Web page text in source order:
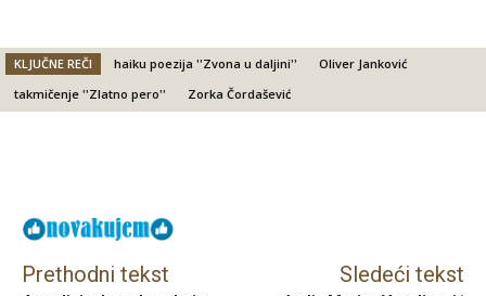
KLJUČNE REČI haiku poezija ''Zvona u daljini''
Oliver Janković
takmičenje ''Zlatno pero''
Zorka Čordašević
Prethodni tekst Sledeći tekst